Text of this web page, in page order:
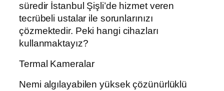
süredir İstanbul Şişli’de hizmet veren
tecrübeli ustalar ile sorunlarınızı
çözmektedir. Peki hangi cihazları
kullanmaktayız?
Termal Kameralar
Nemi algılayabilen yüksek çözünürlüklü